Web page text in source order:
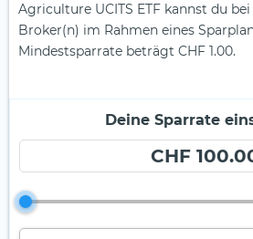
Agriculture UCITS ETF kannst du
Broker(n) im Rahmen eines
Mindestsparrate beträgt CHF 1.00.
Deine Sparrate
CHF